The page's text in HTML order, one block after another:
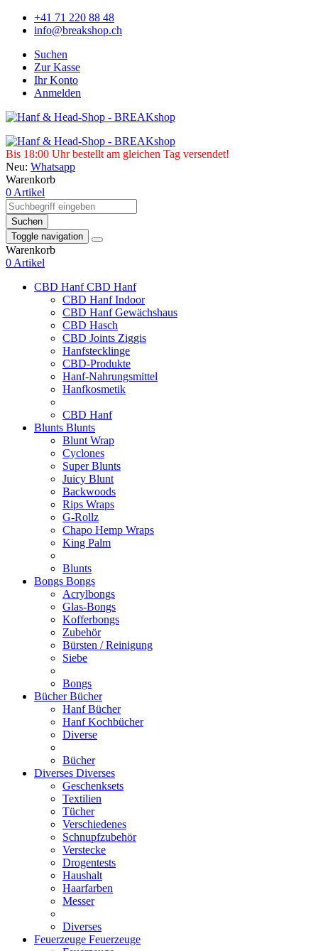
+41 71 220 88 48
info@breakshop.ch
Suchen
Zur Kasse
Ihr Konto
Anmelden
Bis 18:00 Uhr bestellt am gleichen Tag versendet!
Neu: Whatsapp
Warenkorb
0 Artikel
Suchen
Toggle navigation
Warenkorb
0 Artikel
CBD HanfCBD Hanf
CBD Hanf Indoor
CBD Hanf Gewächshaus
CBD Hasch
CBD Joints Ziggis
Hanfstecklinge
CBD-Produkte
Hanf-Nahrungsmittel
Hanfkosmetik
CBD Hanf
Blunts Blunts
Blunt Wrap
Cyclones
Super Blunts
Juicy Blunt
Backwoods
Rips Wraps
G-Rollz
Chapo Hemp Wraps
King Palm
Blunts
Bongs Bongs
Acrylbongs
Glas-Bongs
Kofferbongs
Zubehör
Bürsten / Reinigung
Siebe
Bongs
BücherBücher
Hanf Bücher
Hanf Kochbücher
Diverse
Bücher
Diverses Diverses
Geschenksets
Textilien
Tücher
Verschiedenes
Schnupfzubehör
Verstecke
Drogentests
Haushalt
Haarfarben
Messer
Diverses
Feuerzeuge Feuerzeuge